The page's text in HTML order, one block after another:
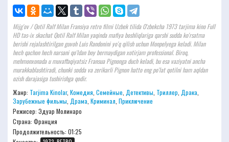
Mijg'ov / Qotil Ralf Milan Fransiya retro filmi Uzbek tilida O'zbekcha 1973 tarjima kino Full
HD tas-ix skachat Qotil Ralf Milan yaqinda mafiya boshliqlariga qarshi sudda ko'rsatma
berishi rejalashtirilgan guvoh Luis Randonini yo'q qilish uchun Monpelyega keladi. Milan
hech qachon hech narsani qo'ldan boy bermaydigan xotirjam professional. Biroq,
mehmonxonada u muvaffaqiyatsiz Fransua Pignonga duch keladi, bu esa vaziyatni ancha
murakkablashtiradi, chunki sodda va zerikarli Pignon hatto eng po'lat qotilni ham aqldan
ozish darajasiga tushirishga qodir.
Жанр: Tarjima Kinolar, Комедия Семейные Детективы Триллер Драка
Зарубежные фильмы Драма Криминал Приключение
Режисер: Эдуар Молинаро
Страна: Франция
Продолжительность: 01:25